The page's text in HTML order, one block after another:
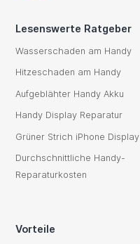
Lesenswerte Ratgeber
Wasserschaden am Handy
Hitzeschaden am Handy
Aufgeblähter Handy Akku
Handy Display Reparatur
Grüner Strich iPhone Display
Durchschnittliche Handy-
Reparaturkosten
Vorteile